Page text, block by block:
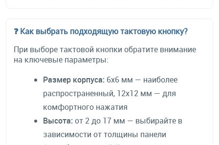
❓ Как выбрать подходящую тактовую кнопку?
При выборе тактовой кнопки обратите внимание
на ключевые параметры:
Размер корпуса: 6x6 мм — наиболее
распространенный, 12x12 мм — для
комфортного нажатия
Высота: от 2 до 17 мм — выбирайте в
зависимости от толщины панели